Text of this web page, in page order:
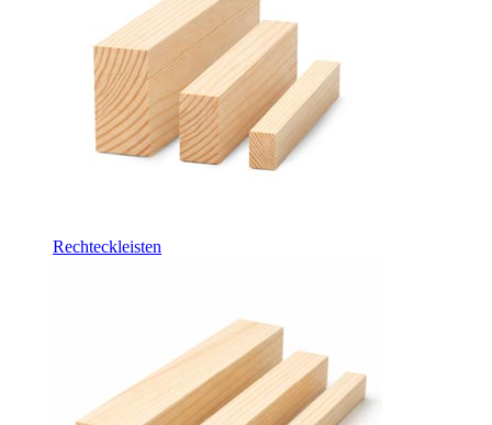
Rechteckleisten